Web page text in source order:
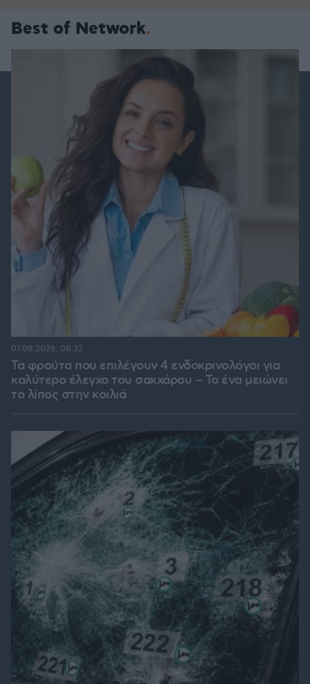
Best of Network
Τα φρούτα που επιλέγουν 4 ενδοκρινολόγοι για
καλύτερο έλεγχο του σακχάρου – Το ένα μειώνει
το λίπος στην κοιλιά
07.08.2026, 08:32